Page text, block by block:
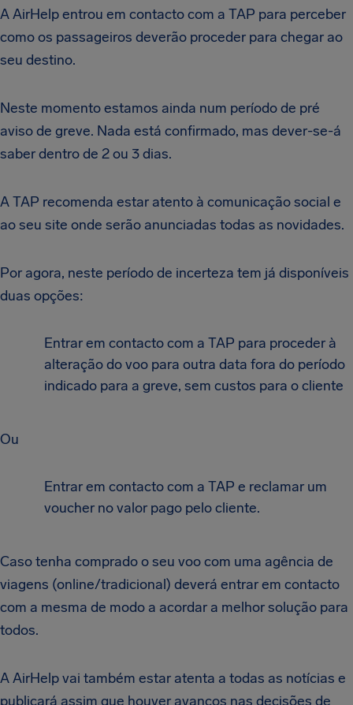
A AirHelp entrou em contacto com a TAP para perceber
como os passageiros deverão proceder para chegar ao
seu destino.
Neste momento estamos ainda num período de pré
aviso de greve. Nada está confirmado, mas dever-se-á
saber dentro de 2 ou 3 dias.
A TAP recomenda estar atento à comunicação social e
ao seu site onde serão anunciadas todas as novidades.
Por agora, neste período de incerteza tem já disponíveis
duas opções:
Entrar em contacto com a TAP para proceder à
alteração do voo para outra data fora do período
indicado para a greve, sem custos para o cliente
Ou
Entrar em contacto com a TAP e reclamar um
voucher no valor pago pelo cliente.
Caso tenha comprado o seu voo com uma agência de
viagens (online/tradicional) deverá entrar em contacto
com a mesma de modo a acordar a melhor solução para
todos.
A AirHelp vai também estar atenta a todas as notícias e
publicará assim que houver avanços nas decisões de